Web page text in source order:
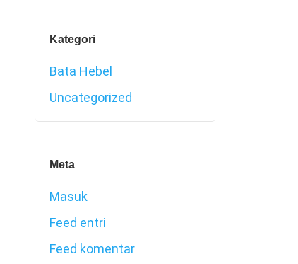
Kategori
Bata Hebel
Uncategorized
Meta
Masuk
Feed entri
Feed komentar